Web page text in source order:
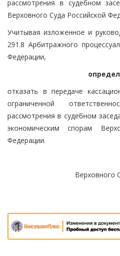
рассмотрения в судебном
Верховного Суда Российской
Учитывая изложенное и
291.8 Арбитражного
Федерации,
отказать в передаче
ограниченной
рассмотрения в судебном
экономическим спорам
Федерации.
Верховного